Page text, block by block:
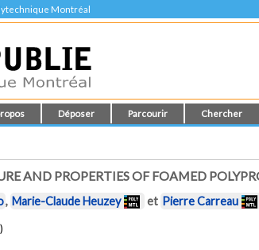
Montréal
Déposer Parcourir Chercher
AND PROPERTIES OF FOAMED
, Marie-Claude Heuzey et Pierre Carreau